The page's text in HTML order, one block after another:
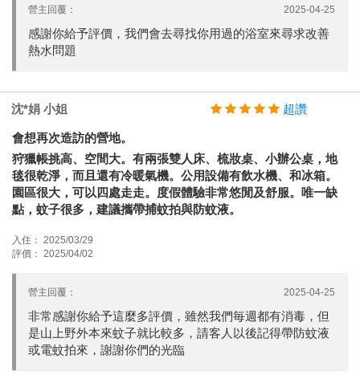
營主回覆： 2025-04-25
感謝你給予評價，我們會去尋找你用過的浴室來尋求改善
熱水問題
沈*娟 小姐 超讚
會想再次造訪的營地。
狩獵帳挑高、空間大。有兩張雙人床、梳妝桌、小辦公桌，地
毯很乾淨，而且還有冷暖氣機。公用設備有飲水機、和冰箱。
園區很大，可以四處走走。度假體驗非常悠閒及舒服。唯一缺
點，蚊子很多，建議攜帶捕蚊拍與防蚊液。
入住： 2025/03/29
評價： 2025/04/02
營主回覆： 2025-04-25
非常感謝你給予這麼多評價，雖然我們毎週都有消毒，但
是山上野外本來蚊子就比較多，請客人以後記得帶防蚊液
或電蚊拍來，謝謝你們的光臨